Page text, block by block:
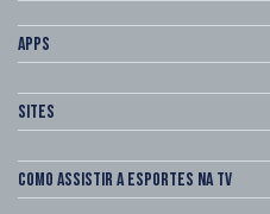
Apps
Sites
Como assistir a esportes na TV